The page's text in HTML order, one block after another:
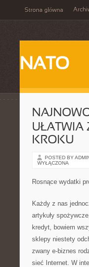
Strona główna
NATO
UŁATWIA
KROKU
POSTED BY
WYŁĄCZONA
Rosnące wydatki
Każdy z nas
artykuły
kredyt, bowiem
sklepy niestety
zwany e-biznes
sieć Internet. W